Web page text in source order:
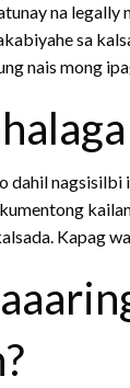
na
sa
nais mong
nagsisilbi
Kapag